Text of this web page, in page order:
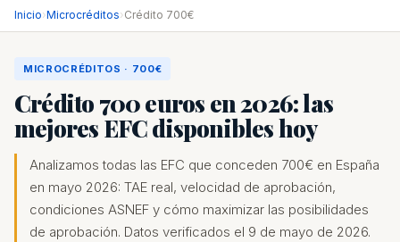
Inicio›Microcréditos›Crédito 700€
MICROCRÉDITOS · 700€
Crédito 700 euros en 2026: las
mejores EFC disponibles hoy
Analizamos todas las EFC que conceden 700€ en España
en mayo 2026: TAE real, velocidad de aprobación,
condiciones ASNEF y cómo maximizar las posibilidades
de aprobación. Datos verificados el 9 de mayo de 2026.